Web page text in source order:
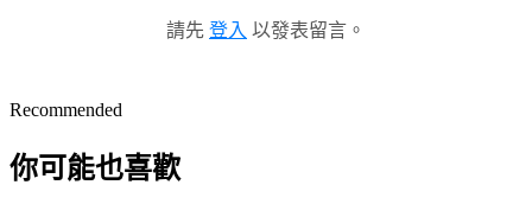
請先 登入 以發表留言。
Recommended
你可能也喜歡